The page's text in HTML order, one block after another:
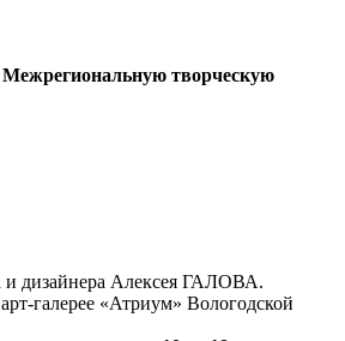
творческую
и дизайнера Алексея ГАЛОВА.
галерее «Атриум» Вологодской